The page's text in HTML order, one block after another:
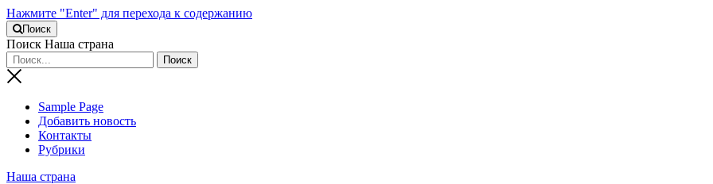
Нажмите "Enter" для перехода к содержанию
Поиск
Поиск Наша страна
Sample Page
Добавить новость
Контакты
Рубрики
Наша страна